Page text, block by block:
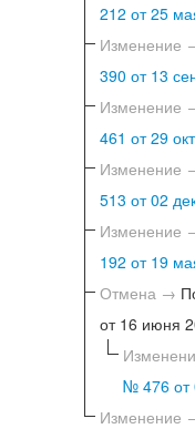
212 от 25
Изменение
390 от 13
Изменение
461 от 29
Изменение
513 от 02
Изменение
192 от 19
Отмена →
от 16 июня
№ 476 от
Изменение